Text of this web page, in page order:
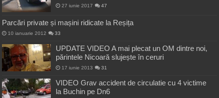
27 iunie 2017 47
Parcări private și mașini ridicate la Reșița
10 ianuarie 2012 33
UPDATE VIDEO A mai plecat un OM dintre noi,
părintele Nicoară slujește în ceruri
17 iunie 2013 31
VIDEO Grav accident de circulatie cu 4 victime
la Buchin pe Dn6